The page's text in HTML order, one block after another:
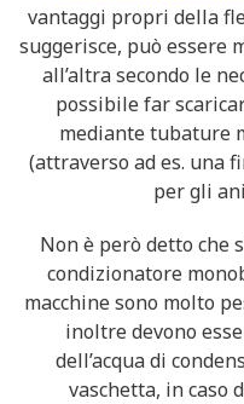
vantaggi propri della
suggerisce, può essere
all’altra secondo le
possibile far
mediante tubature
(attraverso ad es. una
per gli
Non è però detto che
condizionatore
macchine sono molto
inoltre devono
dell’acqua di
vaschetta, in caso